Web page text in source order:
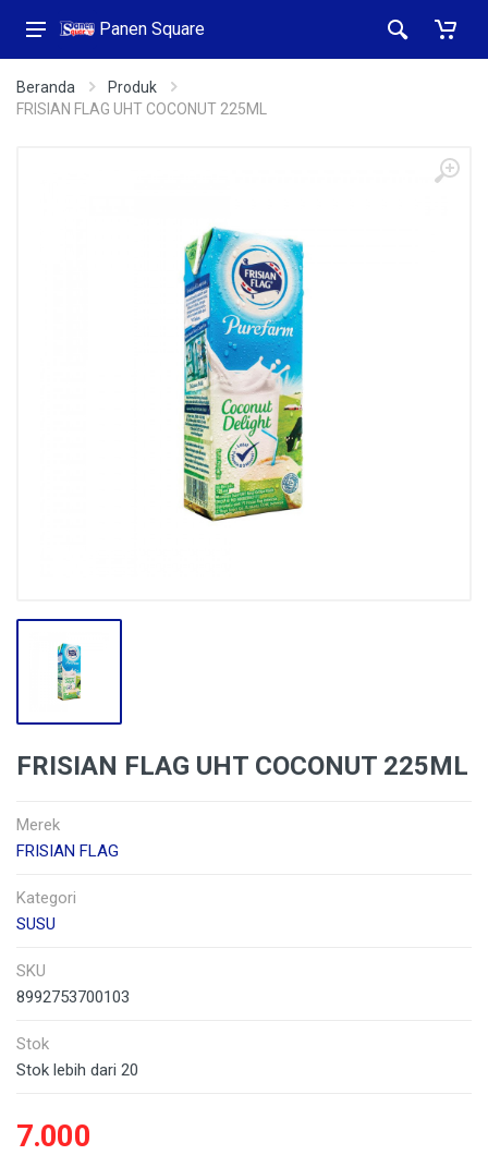
Panen Square
Beranda
Produk
FRISIAN FLAG UHT COCONUT 225ML
FRISIAN FLAG UHT COCONUT 225ML
Merek
FRISIAN FLAG
Kategori
SUSU
SKU
8992753700103
Stok
Stok lebih dari 20
7.000